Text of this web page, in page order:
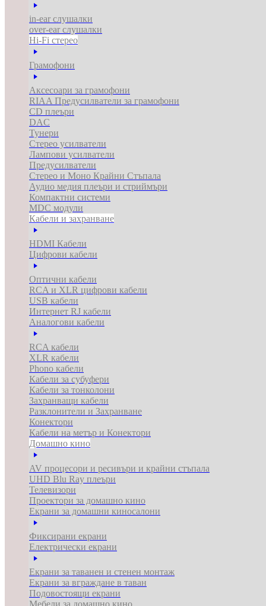
in-ear слушалки
over-ear слушалки
Hi-Fi стерео
Грамофони
Аксесоари за грамофони
RIAA Предусилватели за грамофони
CD плеъри
DAC
Тунери
Стерео усилватели
Лампови усилватели
Предусилватели
Стерео и Моно Крайни Стъпала
Аудио медия плеъри и стриймъри
Компактни системи
MDC модули
Кабели и захранване
HDMI Кабели
Цифрови кабели
Оптични кабели
RCA и XLR цифрови кабели
USB кабели
Интернет RJ кабели
Аналогови кабели
RCA кабели
XLR кабели
Phono кабели
Кабели за субуфери
Кабели за тонколони
Захранващи кабели
Разклонители и Захранване
Конектори
Кабели на метър и Конектори
Домашно кино
AV процесори и ресивъри и крайни стъпала
UHD Blu Ray плеъри
Телевизори
Проектори за домашно кино
Екрани за домашни киносалони
Фиксирани екрани
Електрически екрани
Екрани за таванен и стенен монтаж
Екрани за вграждане в таван
Подовостоящи екрани